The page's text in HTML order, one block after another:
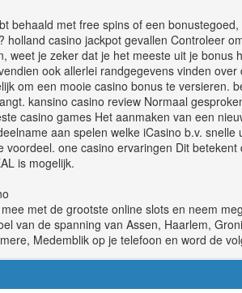
behaald met free spins of een
holland casino jackpot gevallen Controleer
weet je zeker dat je het meeste uit je
ook allerlei randgegevens vinden
om een mooie casino bonus te versieren.
kansino casino review Normaal
casino games Het aanmaken van een
aan spelen welke iCasino b.v.
voordeel. one casino ervaringen Dit
is mogelijk.
met de grootste online slots en neem
van de spanning van Assen, Haarlem,
Medemblik op je telefoon en word de